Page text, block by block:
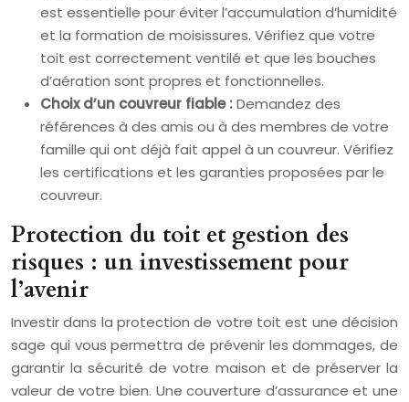
est essentielle pour éviter l’accumulation d’humidité
et la formation de moisissures. Vérifiez que votre
toit est correctement ventilé et que les bouches
d’aération sont propres et fonctionnelles.
Choix d’un couvreur fiable :Demandez des
références à des amis ou à des membres de votre
famille qui ont déjà fait appel à un couvreur. Vérifiez
les certifications et les garanties proposées par le
couvreur.
Protection du toit et gestion des
risques : un investissement pour
l’avenir
Investir dans la protection de votre toit est une décision
sage qui vous permettra de prévenir les dommages, de
garantir la sécurité de votre maison et de préserver la
valeur de votre bien. Une couverture d’assurance et une